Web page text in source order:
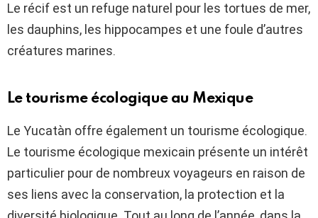
Le récif est un refuge naturel pour les tortues de mer,
les dauphins, les hippocampes et une foule d’autres
créatures marines.
Le tourisme écologique au Mexique
Le Yucatàn offre également un tourisme écologique.
Le tourisme écologique mexicain présente un intérêt
particulier pour de nombreux voyageurs en raison de
ses liens avec la conservation, la protection et la